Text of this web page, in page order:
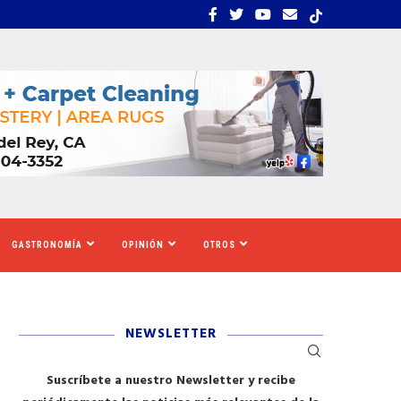
CALIFORNIA AUMENTARÁ EL SALARIO MÍNIMO​REDADAS DE ICE
GASTRONOMÍA OPINIÓN OTROS
NEWSLETTER
Suscríbete a nuestro Newsletter y recibe